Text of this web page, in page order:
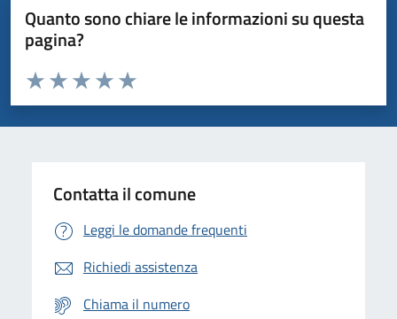
Quanto sono chiare le informazioni su questa
pagina?
Domanda
Valuta da 1 a 5 stelle la pagina
Valuta 5 stelle su 5
Valuta 4 stelle su 5
Valuta 3 stelle su 5
Valuta 2 stelle su 5
Valuta 1 stelle su 5
Contatta il comune
Leggi le domande frequenti
Richiedi assistenza
Chiama il numero